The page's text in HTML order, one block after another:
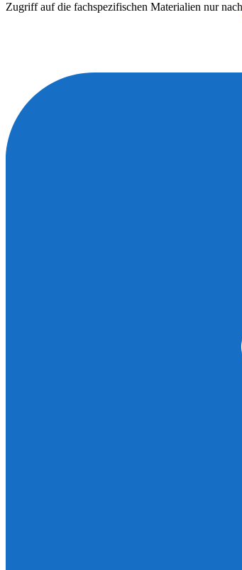
Zugriff auf die fachspezifischen Materialien nur nach